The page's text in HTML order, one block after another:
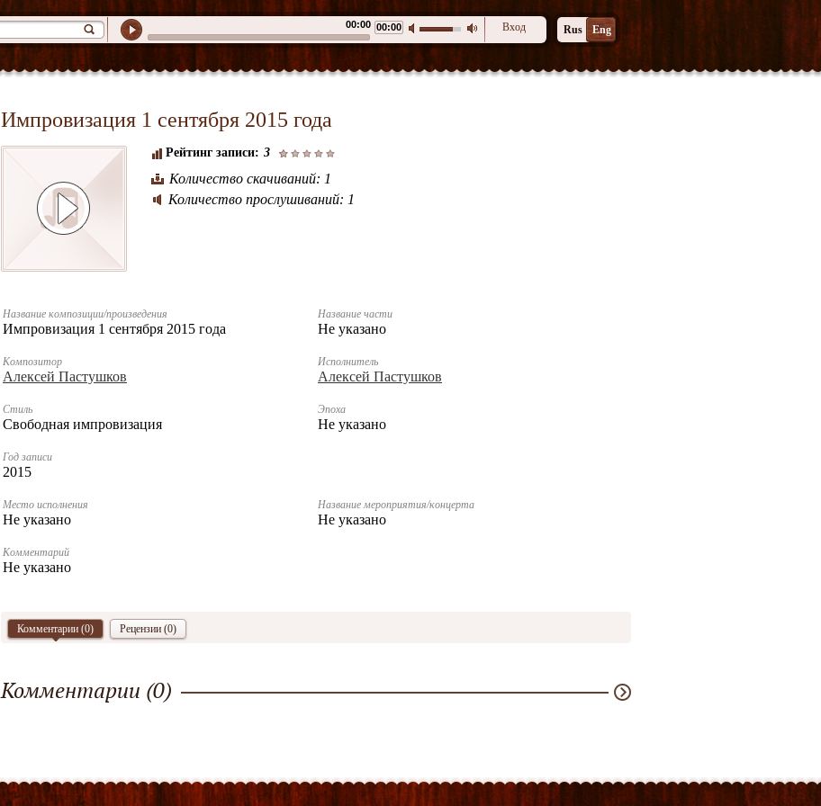
00:00 00:00 Вход Rus Eng
Импровизация 1 сентября 2015 года
Рейтинг записи: 3
Количество скачиваний: 1
Количество прослушиваний: 1
Название композиции/произведения
Импровизация 1 сентября 2015 года
Название части
Не указано
Композитор
Алексей Пастушков
Исполнитель
Алексей Пастушков
Стиль
Свободная импровизация
Эпоха
Не указано
Год записи
2015
Место исполнения
Не указано
Название мероприятия/концерта
Не указано
Комментарий
Не указано
Комментарии (0) Рецензии (0)
Комментарии (0)